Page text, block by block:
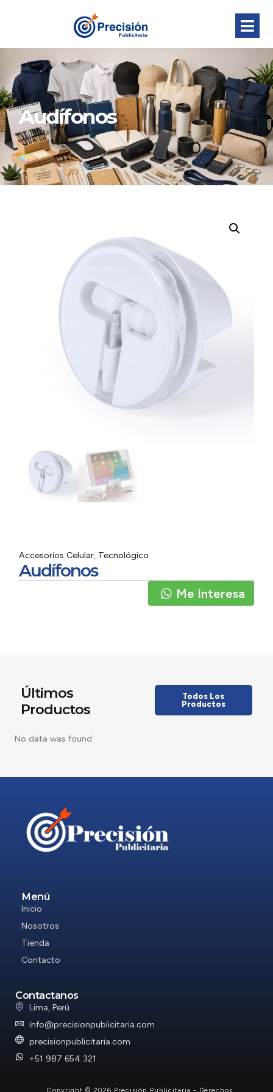
Audífonos
Accesorios Celular, Tecnológico
Audífonos
Me Interesa
Últimos
Productos
Todos Los
Productos
No data was found
Menú
Inicio
Nosotros
Tienda
Contacto
Contactanos
Lima, Perú
info@precisionpublicitaria.com
precisionpublicitaria.com
+51 987 654 321